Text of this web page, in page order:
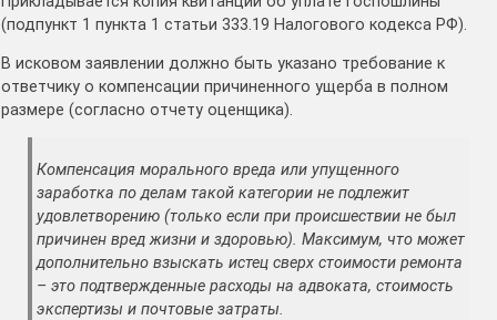
(подпункт 1 пункта 1 статьи 333.19 Налогового кодекса РФ).
В исковом заявлении должно быть указано требование к
ответчику о компенсации причиненного ущерба в полном
размере (согласно отчету оценщика).
Компенсация морального вреда или упущенного
заработка по делам такой категории не подлежит
удовлетворению (только если при происшествии не был
причинен вред жизни и здоровью). Максимум, что может
дополнительно взыскать истец сверх стоимости ремонта
– это подтвержденные расходы на адвоката, стоимость
экспертизы и почтовые затраты.